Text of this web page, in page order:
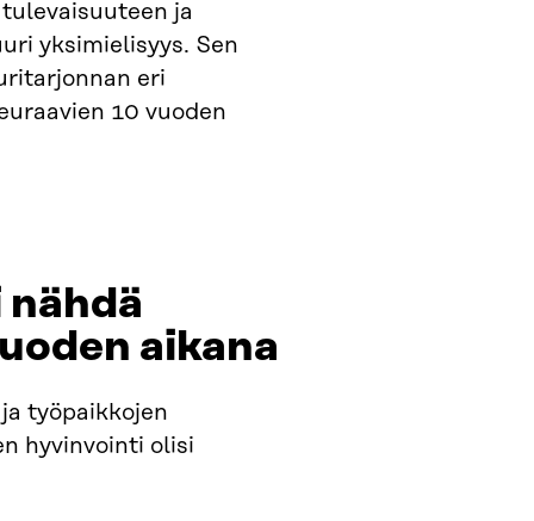
ja
yksimielisyys. Sen
eri
10 vuoden
aikana​
työpaikkojen
hyvinvointi olisi